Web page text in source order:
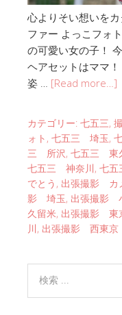
心よりそい想いを
ファー よっこフォ
の可愛い女の子！
ヘアセットはママ
姿 … [Read more…]
カテゴリー: 七五三,
ォト , 七五三 埼玉,
三 所沢, 七五三 東
七五三 神奈川, 七
でとう , 出張撮影 カ
影 埼玉, 出張撮影
久留米, 出張撮影 東
川, 出張撮影 西東京